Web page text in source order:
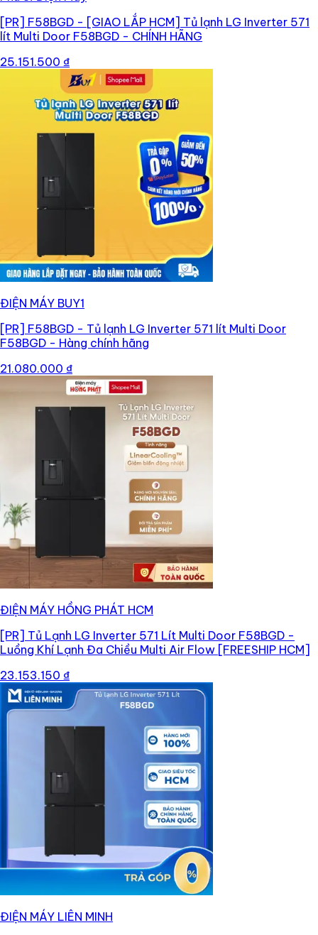
[PR] F58BGD - [GIAO LẮP HCM] Tủ lạnh LG Inverter 571
lít Multi Door F58BGD - CHÍNH HÃNG
25.151.500 ₫
ĐIỆN MÁY BUY1
[PR] F58BGD - Tủ lạnh LG Inverter 571 lít Multi Door
F58BGD - Hàng chính hãng
21.080.000 ₫
ĐIỆN MÁY HỒNG PHÁT HCM
[PR] Tủ Lạnh LG Inverter 571 Lít Multi Door F58BGD -
Luồng Khí Lạnh Đa Chiều Multi Air Flow [FREESHIP HCM]
23.153.150 ₫
ĐIỆN MÁY LIÊN MINH